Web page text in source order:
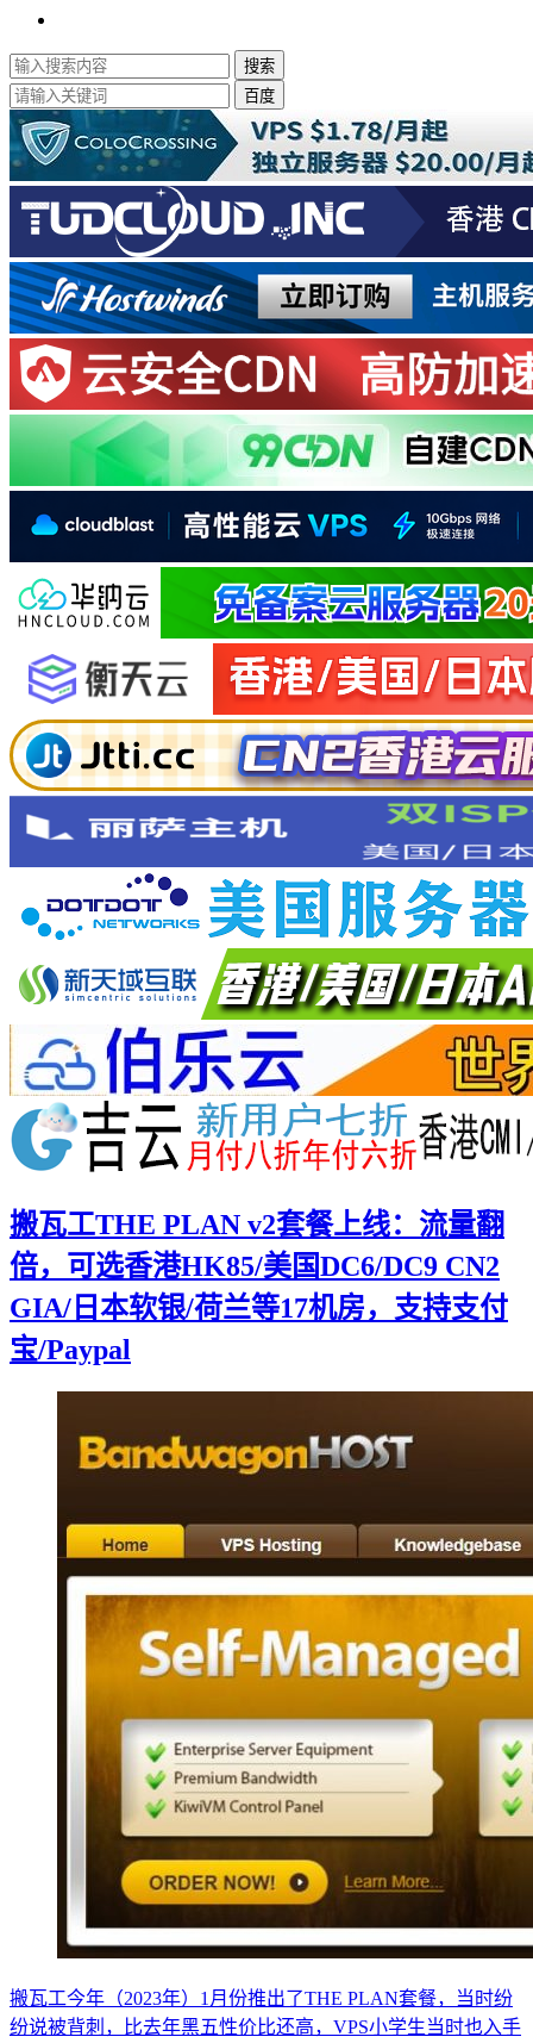
搬瓦工THE PLAN v2套餐上线：流量翻
倍，可选香港HK85/美国DC6/DC9 CN2
GIA/日本软银/荷兰等17机房，支持支付
宝/Paypal
搬瓦工今年（2023年）1月份推出了THE PLAN套餐，当时纷
纷说被背刺，比去年黑五性价比还高，VPS小学生当时也入手